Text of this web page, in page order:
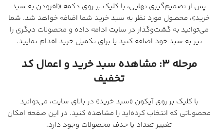
پس از تصمیم‌گیری نهایی، با کلیک بر روی دکمه «افزودن به سبد
خرید»، محصول مورد نظر به سبد خرید شما اضافه خواهد شد. شما
می‌توانید به گشت‌وگذار در سایت ادامه داده و محصولات دیگری را
نیز به سبد خود اضافه کنید یا برای تکمیل خرید اقدام نمایید.
مرحله ۳: مشاهده سبد خرید و اعمال کد
تخفیف
با کلیک بر روی آیکون «سبد خرید» در بالای سایت، می‌توانید
محصولاتی که انتخاب کرده‌اید را مشاهده کنید. در این صفحه امکان
تغییر تعداد یا حذف محصولات وجود دارد.